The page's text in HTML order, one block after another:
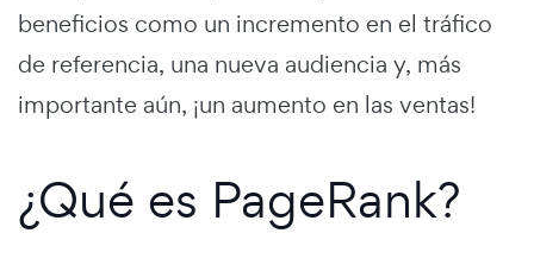
beneficios como un incremento en el tráfico
de referencia, una nueva audiencia y, más
importante aún, ¡un aumento en las ventas!
¿Qué es PageRank?